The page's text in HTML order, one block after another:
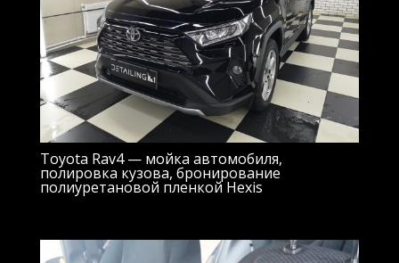
Toyota Rav4 — мойка автомобиля,
полировка кузова, бронирование
полиуретановой пленкой Hexis